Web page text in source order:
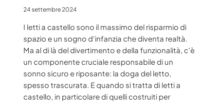
24 settembre 2024
I letti a castello sono il massimo del risparmio di
spazio e un sogno d'infanzia che diventa realtà.
Ma al di là del divertimento e della funzionalità, c'è
un componente cruciale responsabile di un
sonno sicuro e riposante: la doga del letto,
spesso trascurata. E quando si tratta di letti a
castello, in particolare di quelli costruiti per